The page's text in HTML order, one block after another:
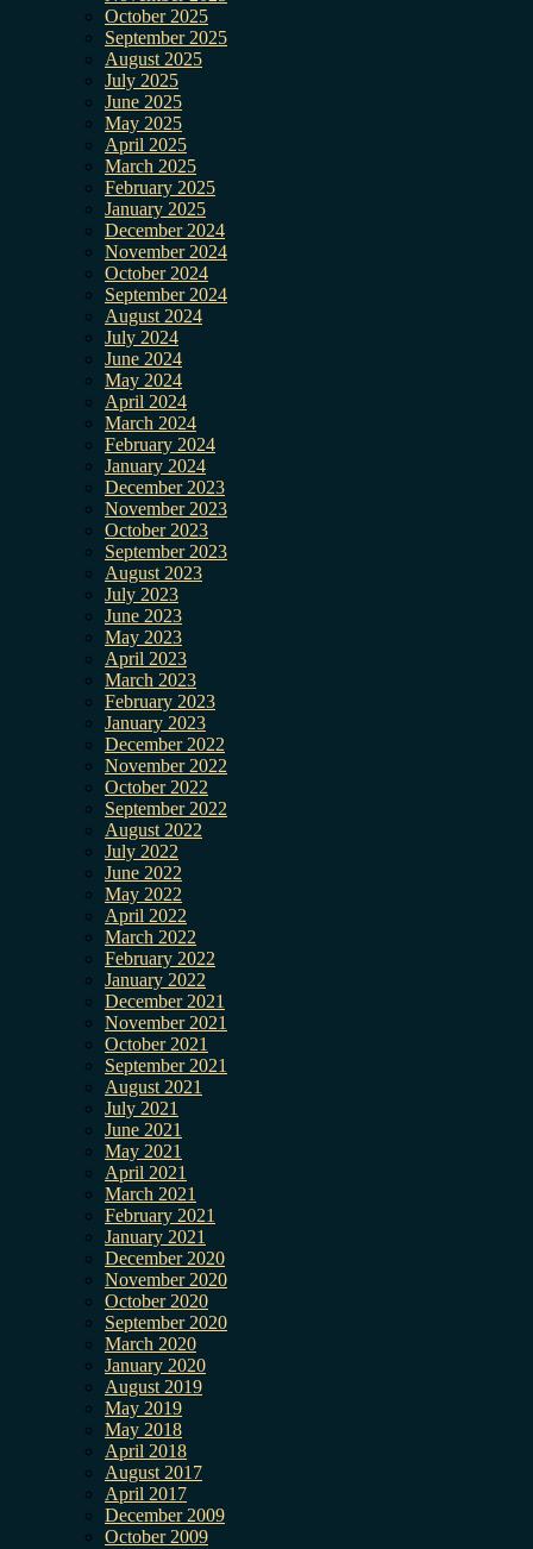
October 2025
September 2025
August 2025
July 2025
June 2025
May 2025
April 2025
March 2025
February 2025
January 2025
December 2024
November 2024
October 2024
September 2024
August 2024
July 2024
June 2024
May 2024
April 2024
March 2024
February 2024
January 2024
December 2023
November 2023
October 2023
September 2023
August 2023
July 2023
June 2023
May 2023
April 2023
March 2023
February 2023
January 2023
December 2022
November 2022
October 2022
September 2022
August 2022
July 2022
June 2022
May 2022
April 2022
March 2022
February 2022
January 2022
December 2021
November 2021
October 2021
September 2021
August 2021
July 2021
June 2021
May 2021
April 2021
March 2021
February 2021
January 2021
December 2020
November 2020
October 2020
September 2020
March 2020
January 2020
August 2019
May 2019
May 2018
April 2018
August 2017
April 2017
December 2009
October 2009